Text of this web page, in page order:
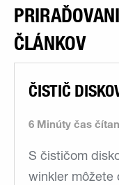
ČLÁNKOV
6 Minúty čas
ČISTIČ
S čističom
winkler môžete